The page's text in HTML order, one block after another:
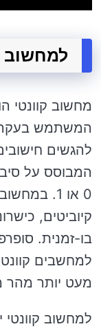
למחשוב
מחשוב קוונטי
המשתמש
להגשים
המבוסס על
0 או 1.
בו-זמנית.
למחשבים
מעט יותר מהר
למחשוב